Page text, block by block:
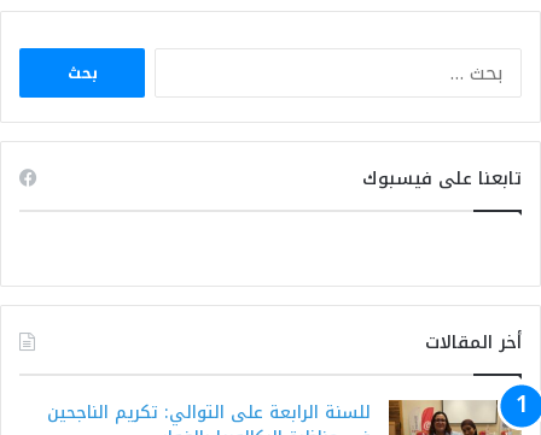
البحث
تابعنا على فيسبوك
أخر المقالات
للسنة الرابعة على التوالي: تكريم الناجحين